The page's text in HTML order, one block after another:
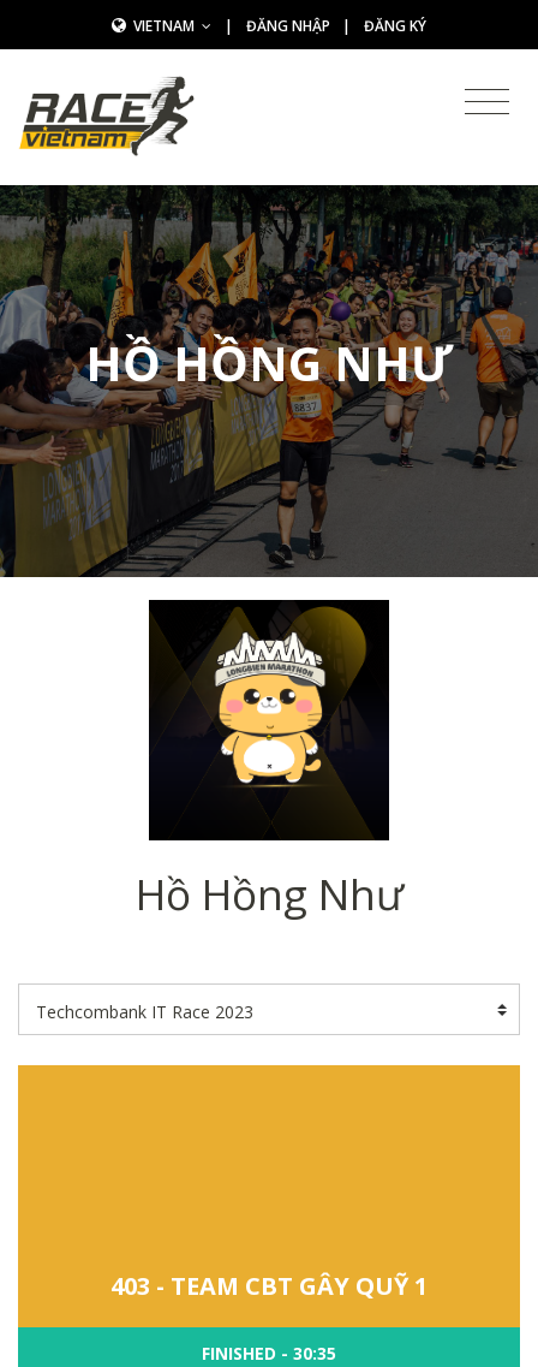
VIETNAM | ĐĂNG NHẬP | ĐĂNG KÝ
HỒ HỒNG NHƯ
Hồ Hồng Như
403 - TEAM CBT GÂY QUỸ 1
FINISHED - 30:35